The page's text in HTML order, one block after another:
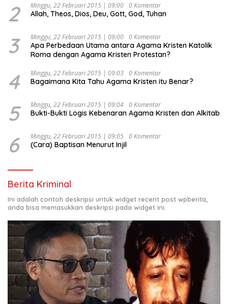
2 Minggu, 22 Februari 2015 | 09:00 0 Komentar
Allah, Theos, Dios, Deu, Gott, God, Tuhan
3 Minggu, 22 Februari 2015 | 09:00 0 Komentar
Apa Perbedaan Utama antara Agama Kristen Katolik
Roma dengan Agama Kristen Protestan?
4 Minggu, 22 Februari 2015 | 09:03 0 Komentar
Bagaimana Kita Tahu Agama Kristen itu Benar?
5 Minggu, 22 Februari 2015 | 09:04 0 Komentar
Bukti-Bukti Logis Kebenaran Agama Kristen dan Alkitab
6 Minggu, 22 Februari 2015 | 09:05 0 Komentar
(Cara) Baptisan Menurut Injil
Berita Kriminal
Ini adalah contoh deskripsi untuk widget recent post wpberita,
anda bisa memasukkan deskripsi pada widget ini.